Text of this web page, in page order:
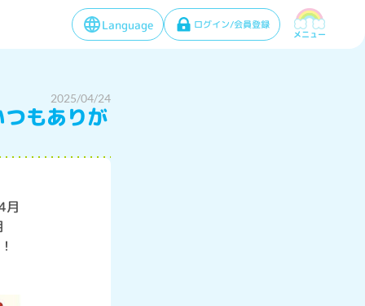
Language ログイン/会員登録
メニュー
2025/04/24
もありが
月